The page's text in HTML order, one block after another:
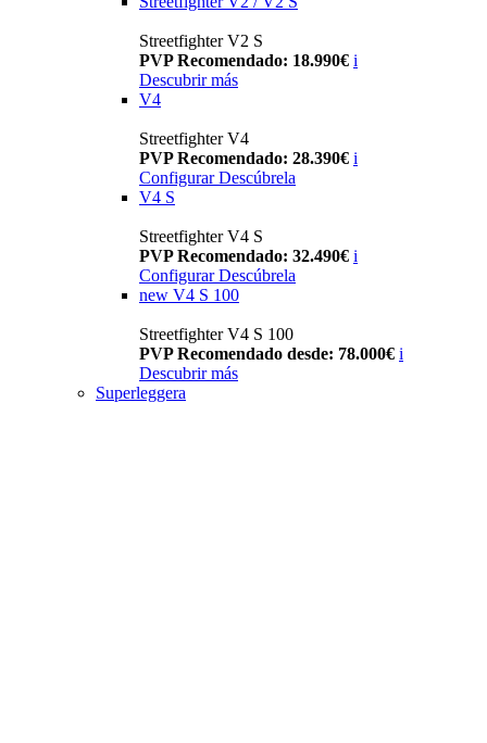
Streetfighter V2 S
PVP Recomendado: 18.990€ i
Descubrir más
V4
Streetfighter V4
PVP Recomendado: 28.390€ i
Configurar Descúbrela
V4 S
Streetfighter V4 S
PVP Recomendado: 32.490€ i
Configurar Descúbrela
new V4 S 100
Streetfighter V4 S 100
PVP Recomendado desde: 78.000€ i
Descubrir más
Superleggera